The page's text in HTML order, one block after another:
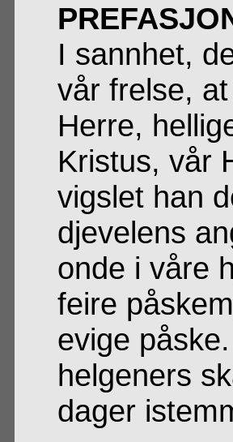
I sannhet,
vår frelse,
Herre,
Kristus, vår
vigslet han
djevelens
onde i våre
feire
evige
helgeners
dager